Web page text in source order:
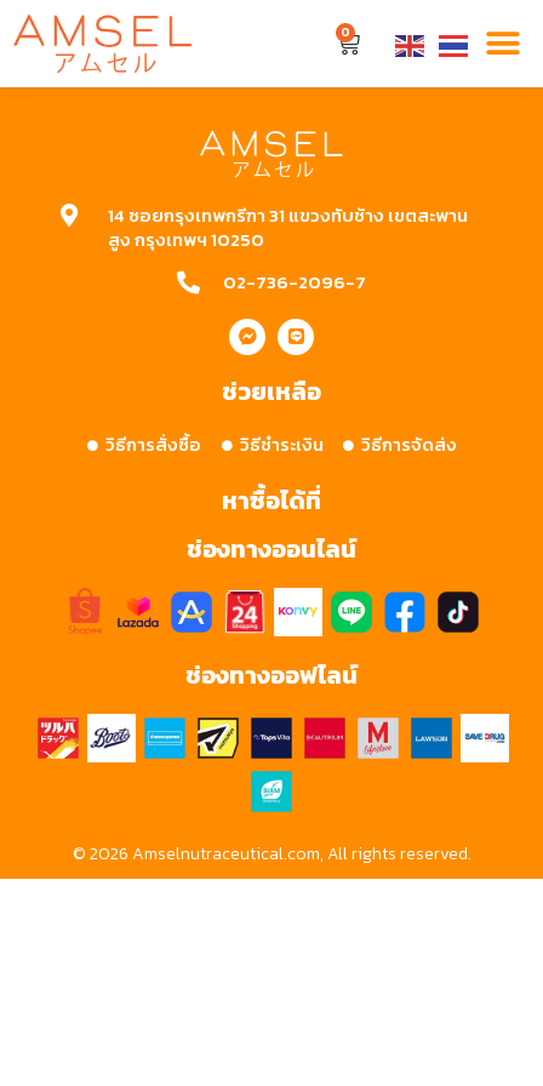
0
ผู้เขียน:amsel
14 ซอยกรุงเทพกรีฑา 31 แขวงทับช้าง เขตสะพาน
สูง กรุงเทพฯ 10250
02-736-2096-7
ช่วยเหลือ
วิธีการสั่งซื้อ วิธีชำระเงิน วิธีการจัดส่ง
หาซื้อได้ที่
ช่องทางออนไลน์
ช่องทางออฟไลน์
© 2026 Amselnutraceutical.com, All rights reserved.